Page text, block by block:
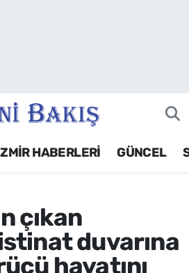
HABERLERİ GÜNCEL
çıkan
duvarına
hayatını